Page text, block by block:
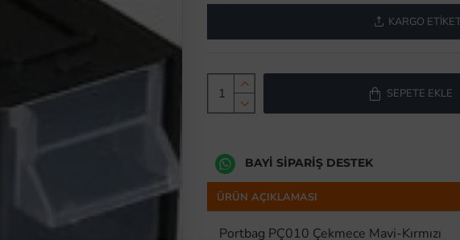
KARGO
SEPETE EKLE
BAYI SIPARIŞ DESTEK
ÜRÜN AÇIKLAMASI
Portbag PÇ010 Çekmece Mavi-Kırmızı